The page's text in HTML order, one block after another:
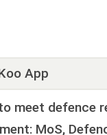
App
meet defence
MoS,